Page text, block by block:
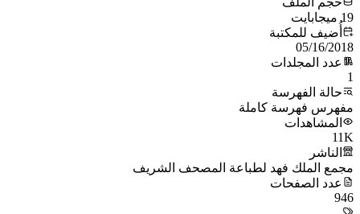
19 ميجابايت
أُضيف للمكتبة
05/16/2018
عدد المجلدات
1
حالة الفهرسة
مفهرس فهرسة كاملة
المشاهدات
11K
الناشر
مجمع الملك فهد لطباعة المصحف الشريف
عدد الصفحات
946